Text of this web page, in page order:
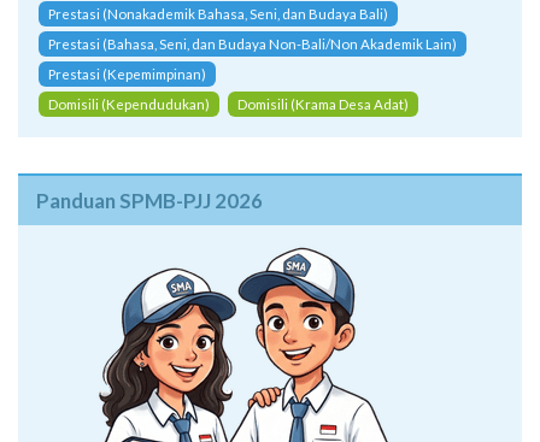
Prestasi (Nonakademik Bahasa, Seni, dan Budaya Bali)
Prestasi (Bahasa, Seni, dan Budaya Non-Bali/Non Akademik Lain)
Prestasi (Kepemimpinan)
Domisili (Kependudukan)
Domisili (Krama Desa Adat)
Panduan SPMB-PJJ 2026